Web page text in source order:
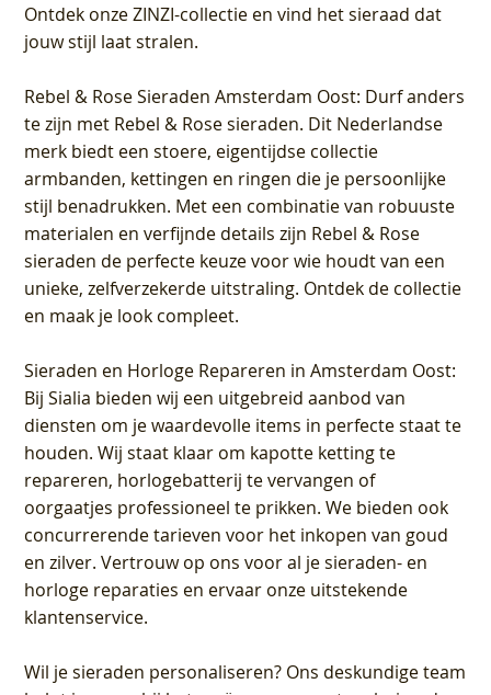
Ontdek onze ZINZI-collectie en vind het sieraad dat
jouw stijl laat stralen.
Rebel & Rose Sieraden Amsterdam Oost: Durf anders
te zijn met Rebel & Rose sieraden. Dit Nederlandse
merk biedt een stoere, eigentijdse collectie
armbanden, kettingen en ringen die je persoonlijke
stijl benadrukken. Met een combinatie van robuuste
materialen en verfijnde details zijn Rebel & Rose
sieraden de perfecte keuze voor wie houdt van een
unieke, zelfverzekerde uitstraling. Ontdek de collectie
en maak je look compleet.
Sieraden en Horloge Repareren in Amsterdam Oost:
Bij Sialia bieden wij een uitgebreid aanbod van
diensten om je waardevolle items in perfecte staat te
houden. Wij staat klaar om kapotte ketting te
repareren, horlogebatterij te vervangen of
oorgaatjes professioneel te prikken. We bieden ook
concurrerende tarieven voor het inkopen van goud
en zilver. Vertrouw op ons voor al je sieraden- en
horloge reparaties en ervaar onze uitstekende
klantenservice.
Wil je sieraden personaliseren? Ons deskundige team